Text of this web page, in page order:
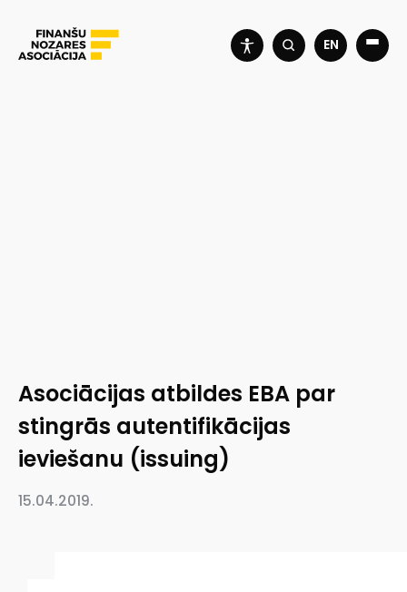
EN
Asociācijas atbildes EBA par
stingrās autentifikācijas
ieviešanu (issuing)
15.04.2019.